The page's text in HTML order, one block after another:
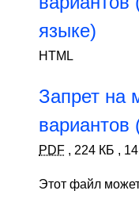
языке)
HTML
Запрет на
вариантов
PDF , 224 КБ ,
Этот файл